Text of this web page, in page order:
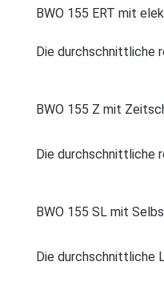
BWO 155 ERT mit
Die durchschnittliche
BWO 155 Z mit
Die durchschnittliche
BWO 155 SL mit
Die durchschnittliche